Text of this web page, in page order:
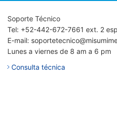
Soporte Técnico
Tel: +52-442-672-7661 ext. 2
E-mail:
Lunes a viernes de 8 am a 6 pm
Consulta técnica